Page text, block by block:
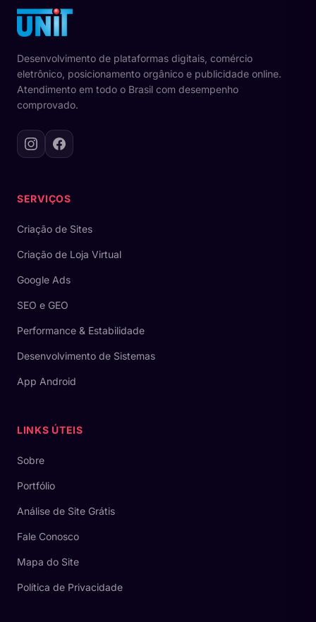
Desenvolvimento de plataformas digitais, comércio
eletrônico, posicionamento orgânico e publicidade online.
Atendimento em todo o Brasil com desempenho
comprovado.
InstagramFacebook
SERVIÇOS
Criação de Sites
Criação de Loja Virtual
Google Ads
SEO e GEO
Performance & Estabilidade
Desenvolvimento de Sistemas
App Android
LINKS ÚTEIS
Sobre
Portfólio
Análise de Site Grátis
Fale Conosco
Mapa do Site
Política de Privacidade